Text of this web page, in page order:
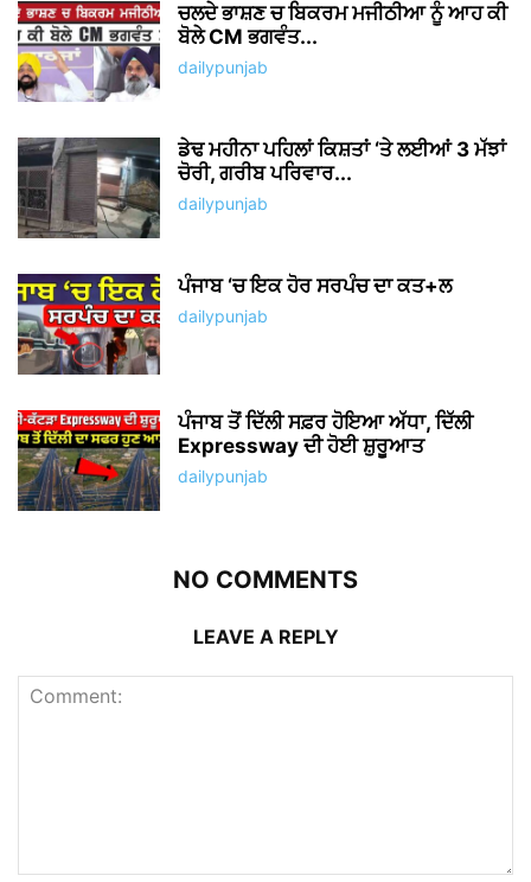
ਚਲਦੇ ਭਾਸ਼ਣ ਚ ਬਿਕਰਮ ਮਜੀਠੀਆ ਨੂੰ ਆਹ ਕੀ
ਬੋਲੇ CM ਭਗਵੰਤ...
dailypunjab
ਡੇਢ ਮਹੀਨਾ ਪਹਿਲਾਂ ਕਿਸ਼ਤਾਂ ‘ਤੇ ਲਈਆਂ 3 ਮੱਝਾਂ
ਚੋਰੀ, ਗਰੀਬ ਪਰਿਵਾਰ...
dailypunjab
ਪੰਜਾਬ ‘ਚ ਇਕ ਹੋਰ ਸਰਪੰਚ ਦਾ ਕਤ+ਲ
dailypunjab
ਪੰਜਾਬ ਤੋਂ ਦਿੱਲੀ ਸਫ਼ਰ ਹੋਇਆ ਅੱਧਾ, ਦਿੱਲੀ
Expressway ਦੀ ਹੋਈ ਸ਼ੁਰੂਆਤ
dailypunjab
NO COMMENTS
LEAVE A REPLY